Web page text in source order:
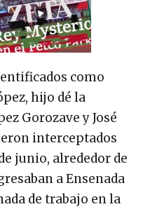
como
hijo dé la
Gorozave y José
interceptados
junio, alrededor de
a Ensenada
de trabajo en la